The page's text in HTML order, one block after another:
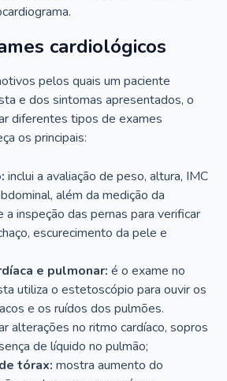
cardiológicos
pelos quais um paciente
e dos sintomas apresentados, o
diferentes tipos de exames
os principais:
inclui a avaliação de peso, altura, IMC
além da medição da
a inspeção das pernas para verificar
escurecimento da pele e
e pulmonar: é o exame no
utiliza o estetoscópio para ouvir os
e os ruídos dos pulmões.
alterações no ritmo cardíaco, sopros
de líquido no pulmão;
tórax: mostra aumento do